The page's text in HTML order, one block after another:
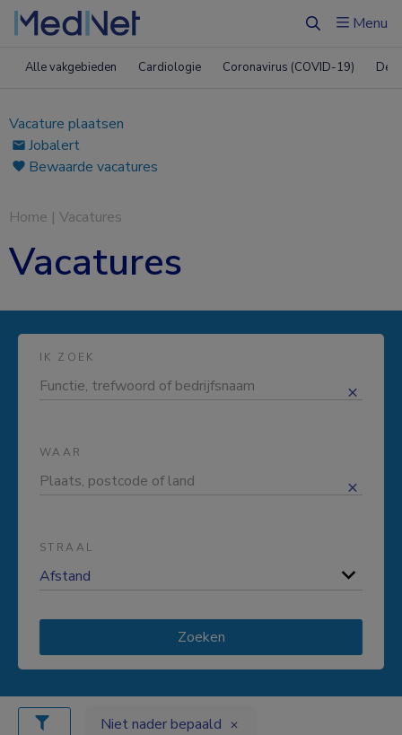
ZoekenMenu
Alle vakgebieden Cardiologie Coronavirus (COVID-19)
Vacature plaatsen
Jobalert
Bewaarde vacatures
Home | Vacatures
Vacatures
IK ZOEK
WAAR
STRAAL
Zoeken
Niet nader bepaald